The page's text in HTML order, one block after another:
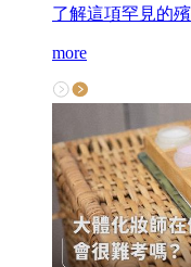
了解這項罕見的
more